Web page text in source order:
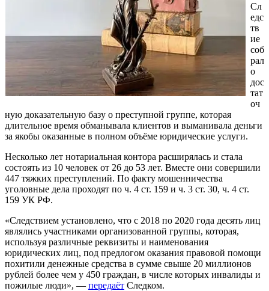
Сл
едс
тв
ие
соб
рал
о
дос
тат
оч
ную доказательную базу о преступной группе, которая
длительное время обманывала клиентов и выманивала деньги
за якобы оказанные в полном объёме юридические услуги.
Несколько лет нотариальная контора расширялась и стала
состоять из 10 человек от 26 до 53 лет. Вместе они совершили
447 тяжких преступлений. По факту мошенничества
уголовные дела проходят по ч. 4 ст. 159 и ч. 3 ст. 30, ч. 4 ст.
159 УК РФ.
«Следствием установлено, что с 2018 по 2020 года десять лиц
являлись участниками организованной группы, которая,
используя различные реквизиты и наименования
юридических лиц, под предлогом оказания правовой помощи
похитили денежные средства в сумме свыше 20 миллионов
рублей более чем у 450 граждан, в числе которых инвалиды и
пожилые люди», — передаёт Следком.